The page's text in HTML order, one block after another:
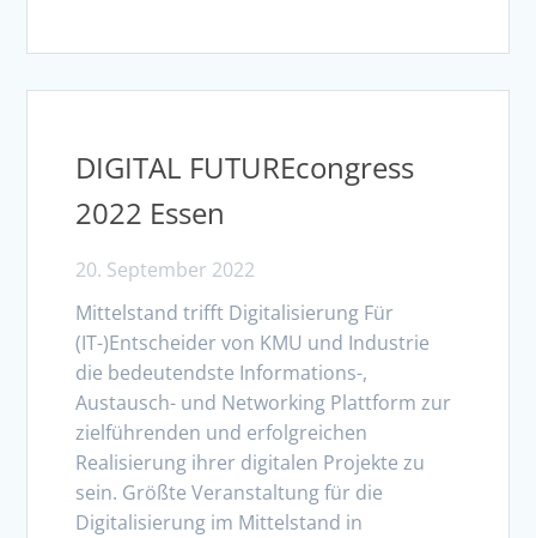
DIGITAL FUTUREcongress
2022 Essen
20. September 2022
Mittelstand trifft Digitalisierung Für
(IT-)Entscheider von KMU und Industrie
die bedeutendste Informations-,
Austausch- und Networking Plattform zur
zielführenden und erfolgreichen
Realisierung ihrer digitalen Projekte zu
sein. Größte Veranstaltung für die
Digitalisierung im Mittelstand in